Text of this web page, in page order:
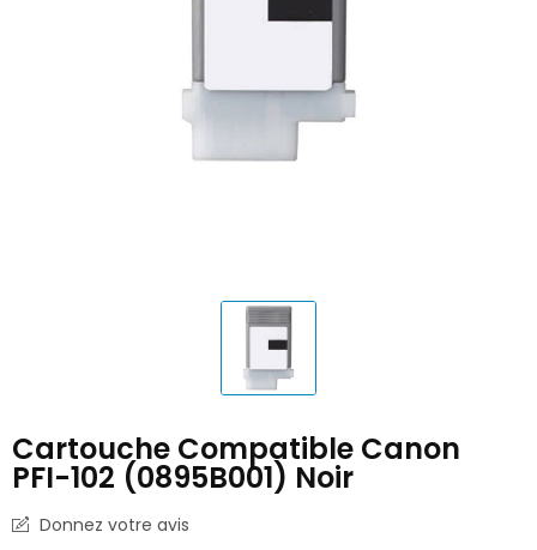
Cartouche Compatible Canon
PFI-102 (0895B001) Noir
Donnez votre avis